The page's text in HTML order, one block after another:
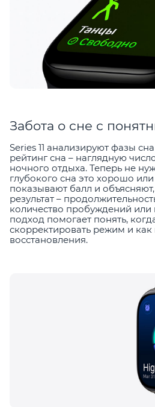
Забота о сне с
Series 11 анализируют фазы
рейтинг сна – наглядную
ночного отдыха. Теперь не
глубокого сна это хорошо
показывают балл и
результат –
количество пробуждений или
подход помогает понять,
скорректировать режим и как
восстановления.